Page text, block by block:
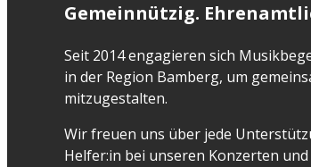
Gemeinnützig.
Seit 2014 engagieren sich
in der Region Bamberg, um
mitzugestalten.
Wir freuen uns über jede
Helfer:in bei unseren Konzerten und